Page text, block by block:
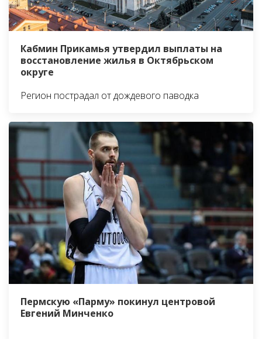
Кабмин Прикамья утвердил выплаты на
восстановление жилья в Октябрьском
округе
Регион пострадал от дождевого паводка
Пермскую «Парму» покинул центровой
Евгений Минченко